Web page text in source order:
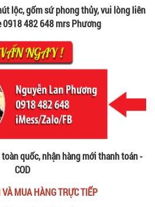
lộc, gốm sứ phong thủy, vui lòng liên
0918 482 648 mrs Phương
quốc, nhận hàng mới thanh toán -
COD
MUA HÀNG TRỰC TIẾP